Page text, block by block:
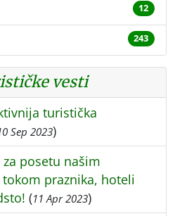
12
243
vesti
turistička
Sep 2023)
posetu našim
praznika, hoteli
(11 Apr 2023)